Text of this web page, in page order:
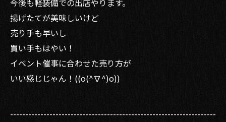
今後も軽装備での出店やります。
揚げたてが美味しいけど
売り手も早いし
買い手もはやい！
イベント催事に合わせた売り方が
いい感じじゃん！((o(^∇^)o))
--------------------------------------------------------------------